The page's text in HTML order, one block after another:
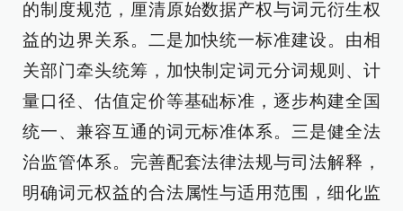
的制度规范，厘清原始数据产权与词元衍生权
益的边界关系。二是加快统一标准建设。由相
关部门牵头统筹，加快制定词元分词规则、计
量口径、估值定价等基础标准，逐步构建全国
统一、兼容互通的词元标准体系。三是健全法
治监管体系。完善配套法律法规与司法解释，
明确词元权益的合法属性与适用范围，细化监